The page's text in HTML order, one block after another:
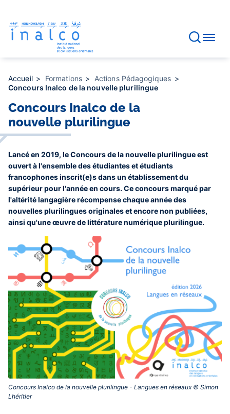
contenu
principal
Accueil Formations
Actions Pédagogiques
Concours Inalco de la nouvelle plurilingue
Concours Inalco de la
nouvelle plurilingue
Lancé en 2019, le Concours de la nouvelle plurilingue est
ouvert à l'ensemble des étudiantes et étudiants
francophones inscrit(e)s dans un établissement du
supérieur pour l'année en cours. Ce concours marqué par
l'altérité langagière récompense chaque année des
nouvelles plurilingues originales et encore non publiées,
ainsi qu'une œuvre de littérature numérique plurilingue.
Concours Inalco de la nouvelle plurilingue - Langues en réseaux © Simon
Lhéritier‎